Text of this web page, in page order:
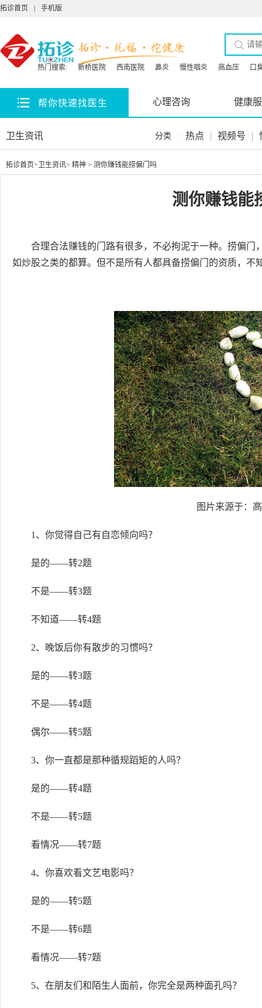
拓诊首页 手机版
热门搜索: 新桥医院 西南医院 鼻炎 慢性咽炎 高血压 口
帮你快速找医生 心理咨询 健康
卫生资讯 分类 : 热点 | 视频号 |
拓诊首页> 卫生资讯> 精神 > 测你赚钱能捞偏门吗
测你赚钱能
合理合法赚钱的门路有很多，不必拘泥于一种。捞偏
如炒股之类的都算。但不是所有人都具备捞偏门的资质，
图片来源于：
1、你觉得自己有自恋倾向吗？
是的——转2题
不是——转3题
不知道——转4题
2、晚饭后你有散步的习惯吗？
是的——转3题
不是——转4题
偶尔——转5题
3、你一直都是那种循规蹈矩的人吗？
是的——转4题
不是——转5题
看情况——转7题
4、你喜欢看文艺电影吗？
是的——转5题
不是——转6题
看情况——转7题
5、在朋友们和陌生人面前，你完全是两种面孔吗？